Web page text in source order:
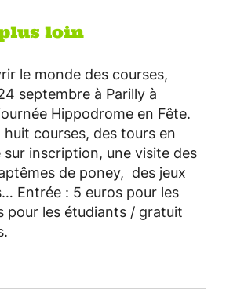
loin
le monde des courses,
septembre à Parilly à
Hippodrome en Fête.
courses, des tours en
sur inscription, une visite des
de poney, des jeux
Entrée : 5 euros pour les
pour les étudiants / gratuit